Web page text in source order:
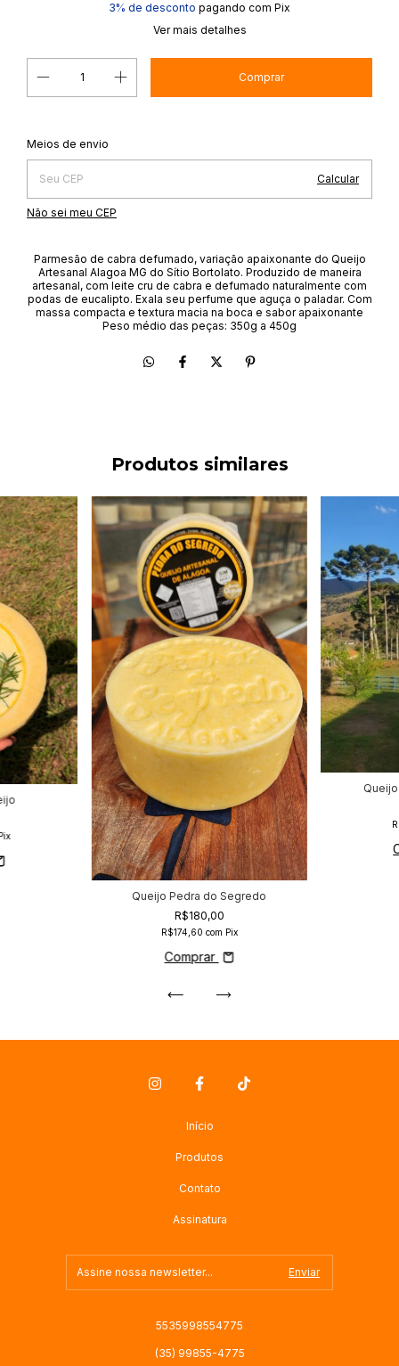
3% de desconto pagando com Pix
Ver mais detalhes
Entregas para o CEP:
Meios de envio
Calcular
Não sei meu CEP
Parmesão de cabra defumado, variação apaixonante do Queijo
Artesanal Alagoa MG do Sítio Bortolato. Produzido de maneira
artesanal, com leite cru de cabra e defumado naturalmente com
podas de eucalipto. Exala seu perfume que aguça o paladar. Com
massa compacta e textura macia na boca e sabor apaixonante
Peso médio das peças: 350g a 450g
Produtos similares
Queijo Pedra do Segredo
R$180,00
R$174,60 com Pix
Comprar
Início
Produtos
Contato
Assinatura
5535998554775
(35) 99855-4775